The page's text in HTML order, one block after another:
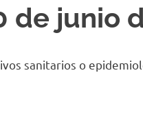
de junio
sanitarios o